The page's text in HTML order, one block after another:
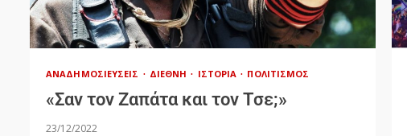
ΑΝΑΔΗΜΟΣΙΕΎΣΕΙΣ ΔΙΕΘΝΉ ΙΣΤΟΡΊΑ ΠΟΛΙΤΙΣΜΌΣ
«Σαν τον Ζαπάτα και τον Τσε;»
23/12/2022